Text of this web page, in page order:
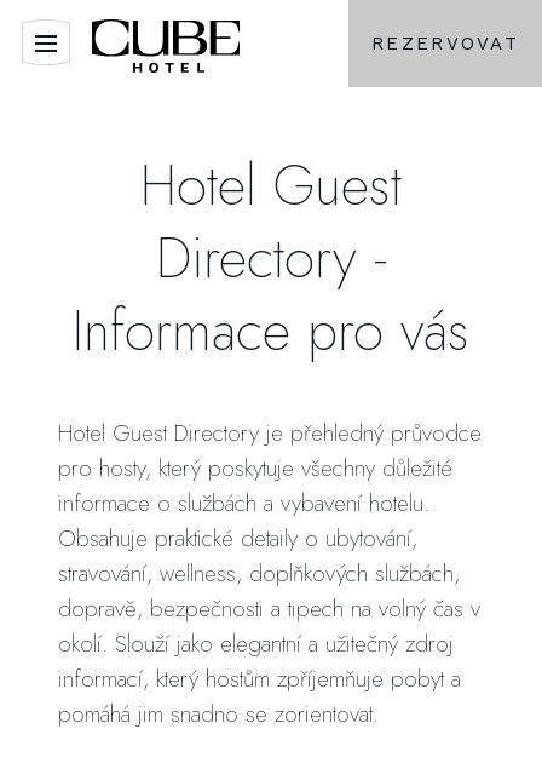
REZERVOVAT
Hotel Guest
Directory -
Informace pro vás
Hotel Guest Directory je přehledný průvodce
pro hosty, který poskytuje všechny důležité
informace o službách a vybavení hotelu.
Obsahuje praktické detaily o ubytování,
stravování, wellness, doplňkových službách,
dopravě, bezpečnosti a tipech na volný čas v
okolí. Slouží jako elegantní a užitečný zdroj
informací, který hostům zpříjemňuje pobyt a
pomáhá jim snadno se zorientovat.